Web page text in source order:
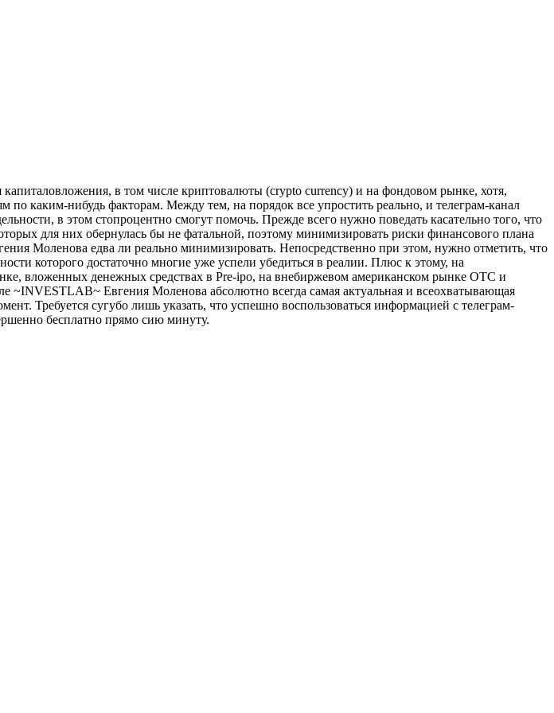
в том числе криптовалюты (crypto currency) и на фондовом рынке, хотя,
каким-нибудь факторам. Между тем, на порядок все упростить реально, и телеграм-канал
в этом стопроцентно смогут помочь. Прежде всего нужно поведать касательно того, что
для них обернулась бы не фатальной, поэтому минимизировать риски финансового плана
Моленова едва ли реально минимизировать. Непосредственно при этом, нужно отметить, что
которого достаточно многие уже успели убедиться в реалии. Плюс к этому, на
вложенных денежных средствах в Pre-ipo, на внебиржевом американском рынке OTC и
~INVESTLAB~ Евгения Моленова абсолютно всегда самая актуальная и всеохватывающая
Требуется сугубо лишь указать, что успешно воспользоваться информацией с телеграм-
бесплатно прямо сию минуту.